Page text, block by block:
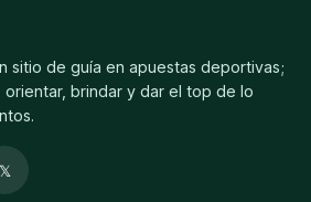
sitio de guía en apuestas deportivas;
brindar y dar el top de lo
𝕏